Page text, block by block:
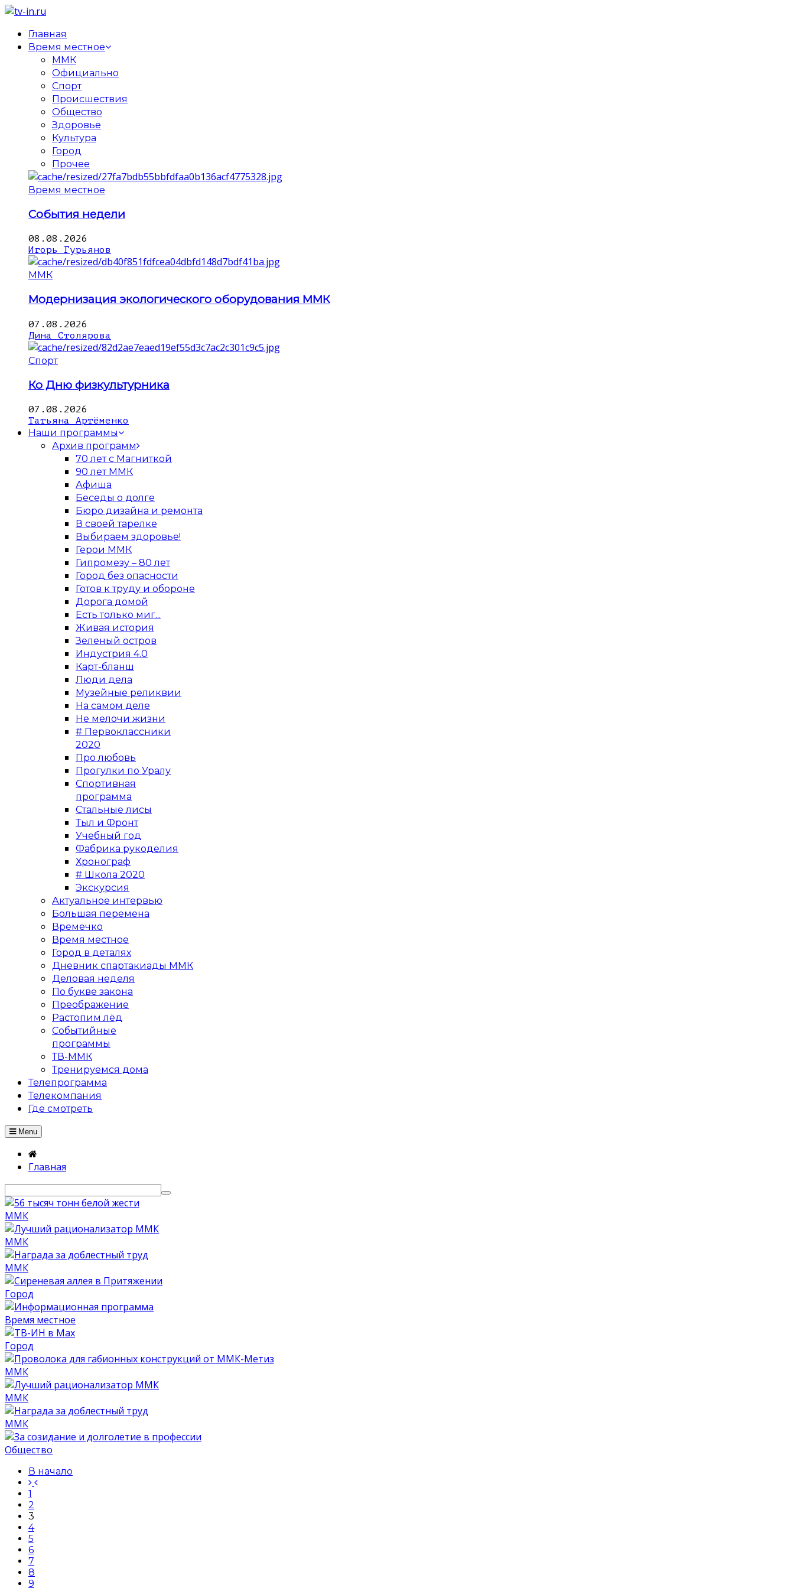
Главная
Время местное
ММК
Официально
Спорт
Происшествия
Общество
Здоровье
Культура
Город
Прочее
Время местное
События недели
08.08.2026
Игорь Гурьянов
ММК
Модернизация экологического оборудования ММК
07.08.2026
Дина Столярова
Спорт
Ко Дню физкультурника
07.08.2026
Татьяна Артёменко
Наши программы
Архив программ
70 лет с Магниткой
90 лет ММК
Афиша
Беседы о долге
Бюро дизайна и ремонта
В своей тарелке
Выбираем здоровье!
Герои ММК
Гипромезу – 80 лет
Город без опасности
Готов к труду и обороне
Дорога домой
Есть только миг...
Живая история
Зеленый остров
Индустрия 4.0
Карт-бланш
Люди дела
Музейные реликвии
На самом деле
Не мелочи жизни
# Первоклассники
2020
Про любовь
Прогулки по Уралу
Спортивная
программа
Стальные лисы
Тыл и Фронт
Учебный год
Фабрика рукоделия
Хронограф
# Школа 2020
Экскурсия
Актуальное интервью
Большая перемена
Времечко
Время местное
Город в деталях
Дневник спартакиады ММК
Деловая неделя
По букве закона
Преображение
Растопим лёд
Событийные
программы
ТВ-ММК
Тренируемся дома
Телепрограмма
Телекомпания
Где смотреть
Menu
Главная
ММК
ММК
ММК
Город
Время местное
Город
ММК
ММК
ММК
Общество
В начало
1
2
3
4
5
6
7
8
9